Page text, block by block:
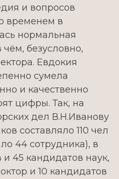
и вопросов
временем в
нормальная
безусловно,
Евдокия
сумела
и качественно
цифры. Так, на
дел В.Н.Иванову
составляло 110 чел
44 сотрудника), в
45 кандидатов наук,
и 10 кандидатов